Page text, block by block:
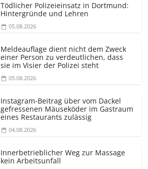
Tödlicher Polizeieinsatz in Dortmund:
Hintergründe und Lehren
05.08.2026
Meldeauflage dient nicht dem Zweck
einer Person zu verdeutlichen, dass
sie im Visier der Polizei steht
05.08.2026
Instagram-Beitrag über vom Dackel
gefressenen Mäuseköder im Gastraum
eines Restaurants zulässig
04.08.2026
Innerbetrieblicher Weg zur Massage
kein Arbeitsunfall